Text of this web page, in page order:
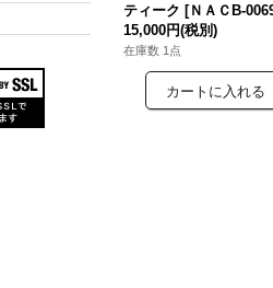
ティーク [ＮＡＣB-
15,000円(税別)
在庫数 1点